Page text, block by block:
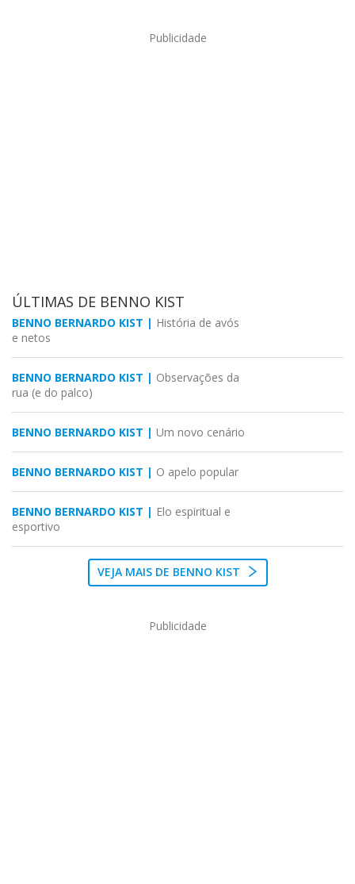
Publicidade
ÚLTIMAS DE BENNO KIST
BENNO BERNARDO KIST | História de avós
e netos
BENNO BERNARDO KIST | Observações da
rua (e do palco)
BENNO BERNARDO KIST | Um novo cenário
BENNO BERNARDO KIST | O apelo popular
BENNO BERNARDO KIST | Elo espiritual e
esportivo
VEJA MAIS DE BENNO KIST
Publicidade